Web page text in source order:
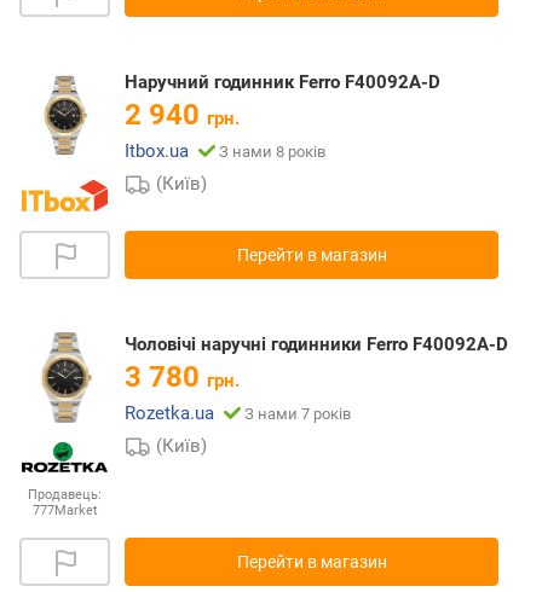
Наручний годинник Ferro F40092A-D
2 940 грн.
Itbox.ua
З нами 8 років
(Київ)
Перейти в магазин
Продавець:
777Market
Чоловічі наручні годинники Ferro F40092A-D
3 780 грн.
Rozetka.ua
З нами 7 років
(Київ)
Перейти в магазин